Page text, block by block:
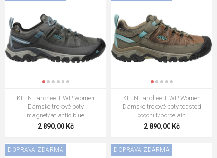
KEEN Targhee III WP Women
Dámské trekové boty
magnet/atlantic blue
2 890,00 Kč
KEEN Targhee III WP Women
Dámské trekové boty toasted
coconut/porcelain
2 890,00 Kč
DOPRAVA ZDARMA DOPRAVA ZDARMA